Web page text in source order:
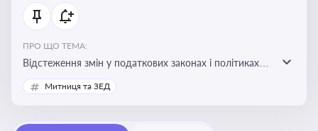
ПРО ЩО ТЕМА:
Відстеження змін у податкових законах і політиках
країн ЄС. Моніторинг кейсів, що впливають на бізнес-
процеси та фінансову звітність
Митниця та ЗЕД